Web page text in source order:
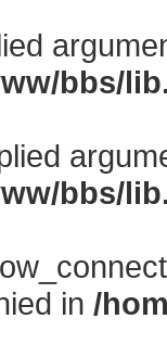
bbs/
bbs/
in /